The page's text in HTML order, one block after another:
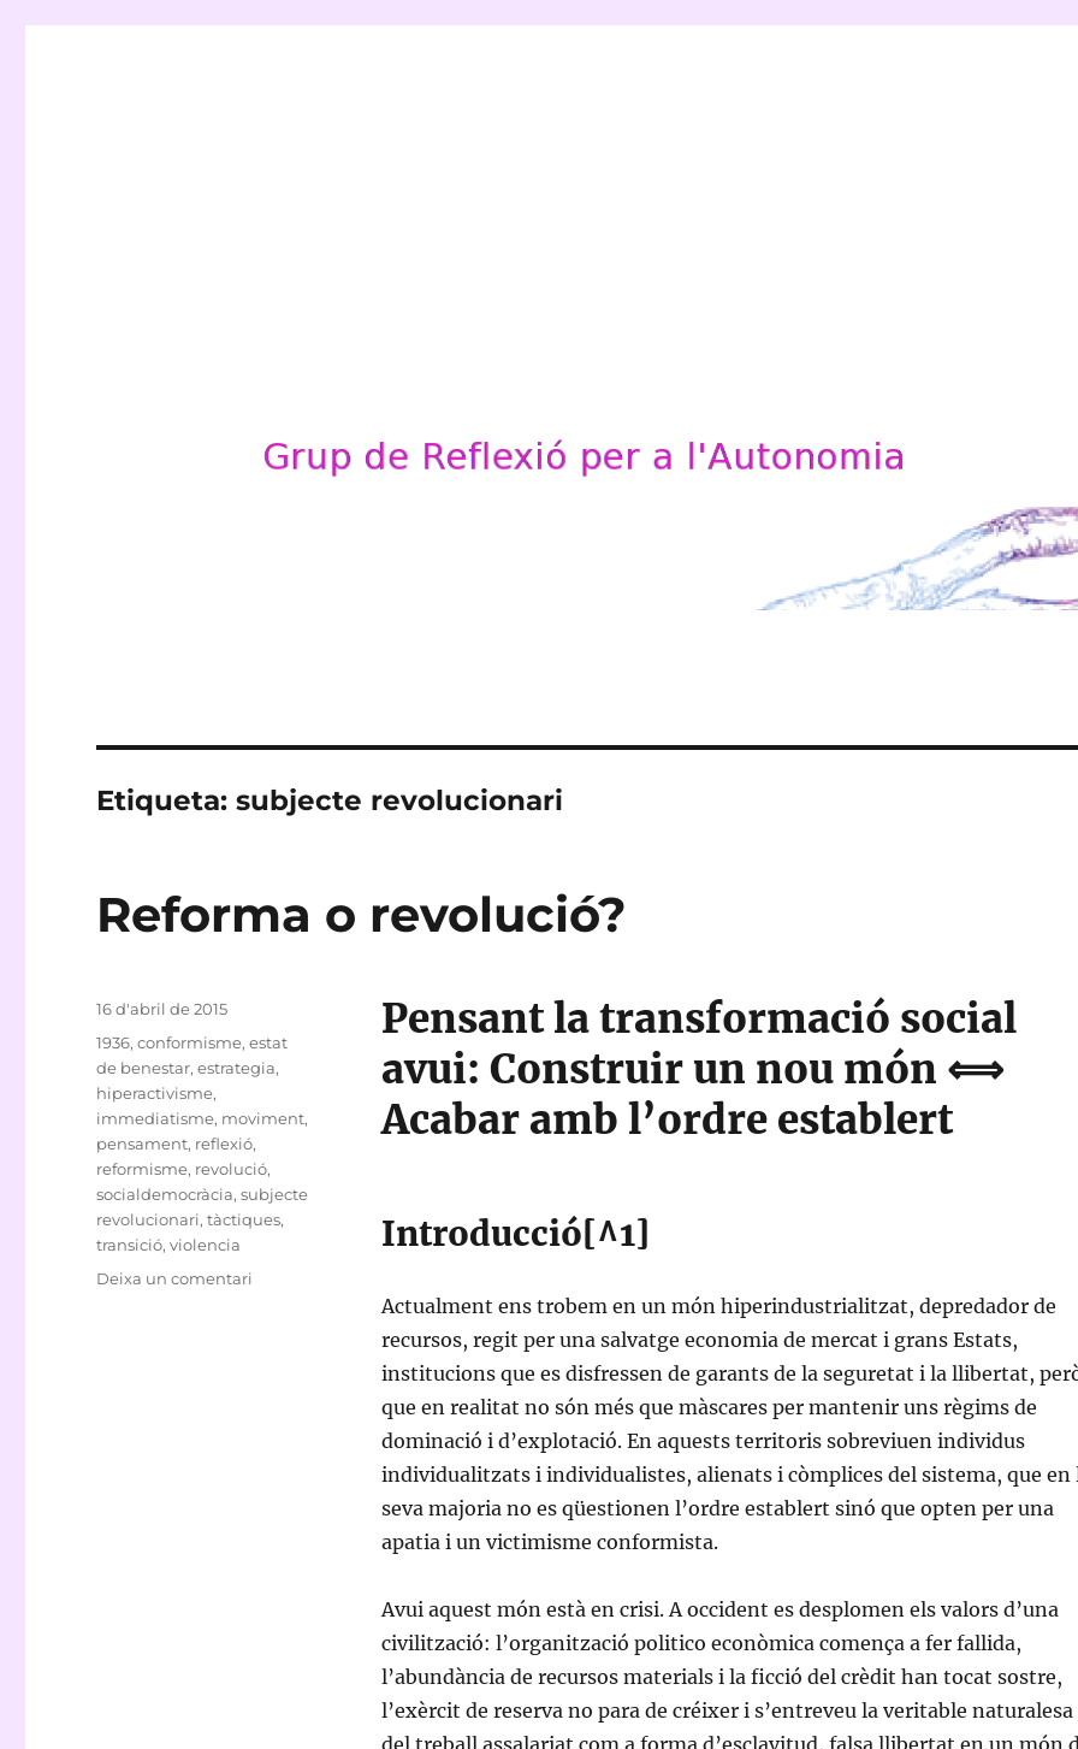
Etiqueta:subjecte revolucionari
Reforma o revolució?
Pensant la transformació social
avui: Construir un nou món ⟺
Acabar amb l’ordre establert
Introducció[^1]
Actualment ens trobem en un món hiperindustrialitzat, depredador de
recursos, regit per una salvatge economia de mercat i grans Estats,
institucions que es disfressen de garants de la seguretat i la llibertat,
que en realitat no són més que màscares per mantenir uns règims de
dominació i d’explotació. En aquests territoris sobreviuen individus
individualitzats i individualistes, alienats i còmplices del sistema, que en
seva majoria no es qüestionen l’ordre establert sinó que opten per una
apatia i un victimisme conformista.
Avui aquest món està en crisi. A occident es desplomen els valors d’una
civilització: l’organització politico econòmica comença a fer fallida,
l’abundància de recursos materials i la ficció del crèdit han tocat sostre,
l’exèrcit de reserva no para de créixer i s’entreveu la veritable naturalesa
Publicat
16 d'abril de 2015
Etiquetes
1936,conformisme,estat
de benestar,estrategia,
hiperactivisme,
immediatisme, moviment,
pensament, reflexió,
reformisme, revolució,
socialdemocràcia,subjecte
revolucionari,tàctiques,
transició,violencia
Deixa un comentari